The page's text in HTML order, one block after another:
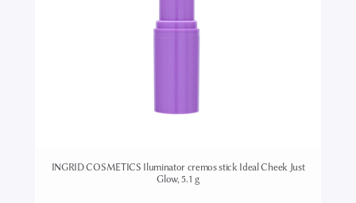
INGRID COSMETICS Iluminator cremos stick Ideal Cheek Just
Glow, 5.1 g